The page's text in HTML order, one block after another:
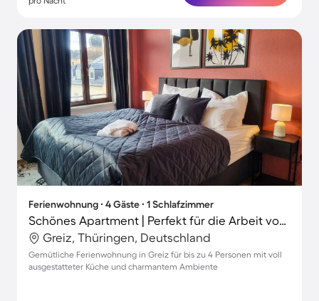
Ferienwohnung ∙ 4 Gäste ∙ 1 Schlafzimmer
Schönes Apartment | Perfekt für die Arbeit von Zuhause
Greiz, Thüringen, Deutschland
Gemütliche Ferienwohnung in Greiz für bis zu 4 Personen mit voll
ausgestatteter Küche und charmantem Ambiente